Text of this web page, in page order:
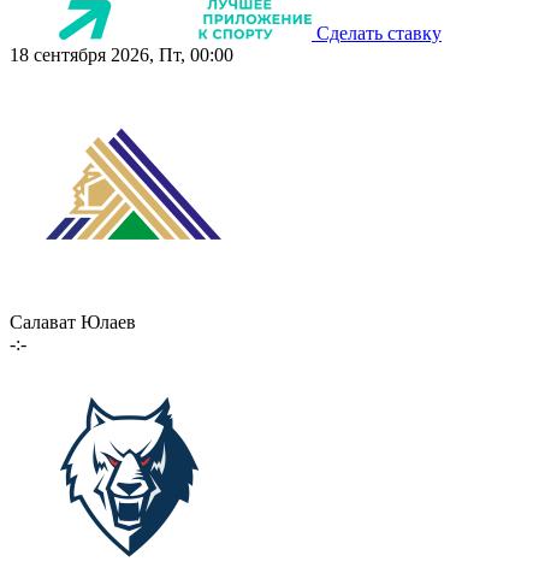
Сделать ставку
18 сентября 2026, Пт, 00:00
Салават Юлаев
-:-